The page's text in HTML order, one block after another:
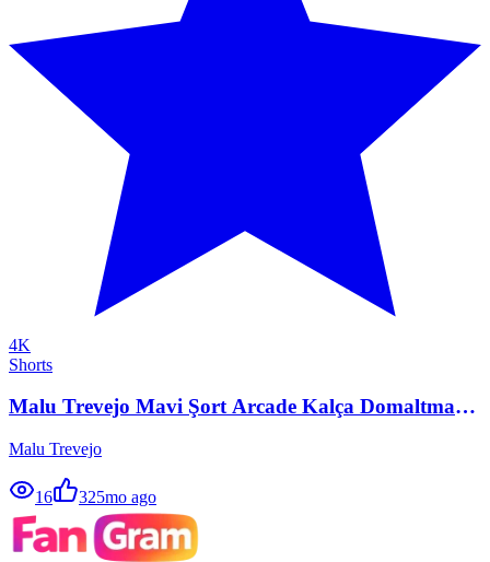
4K
Shorts
Malu Trevejo Mavi Şort Arcade Kalça Domaltma
Malu Trevejo
16 325mo ago